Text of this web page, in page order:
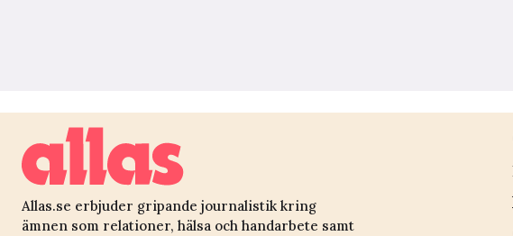
Allas.se erbjuder gripande journalistik kring
ämnen som relationer, hälsa och handarbete samt